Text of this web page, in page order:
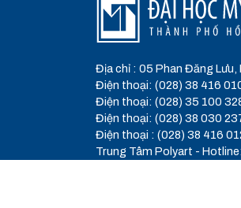
Địa chỉ : 05 Phan Đăng Lưu,
Điện thoại: (028) 38 416
Điện thoại: (028) 35 100
Điện thoại: (028) 38 030
Điện thoại : (028) 38 416
Trung Tâm Polyart -